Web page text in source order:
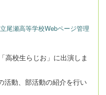
尾瀬高等学校Webページ管理
高校生らじお」に出演しま
活動、部活動の紹介を行い